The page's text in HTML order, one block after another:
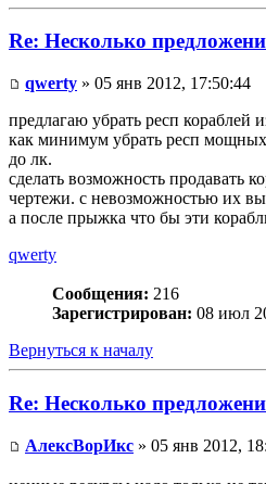
Re: Несколько
qwerty » 05 янв 2012, 17:50:44
предлагаю убрать респ кораблей
как минимум убрать респ мощных
до лк.
сделать возможность продавать
чертежи. с невозможностью их
а после прыжка что бы эти
qwerty
Сообщения: 216
Зарегистрирован: 08 июл
Вернуться к началу
Re: Несколько
АлексВорИкс » 05 янв 2012,